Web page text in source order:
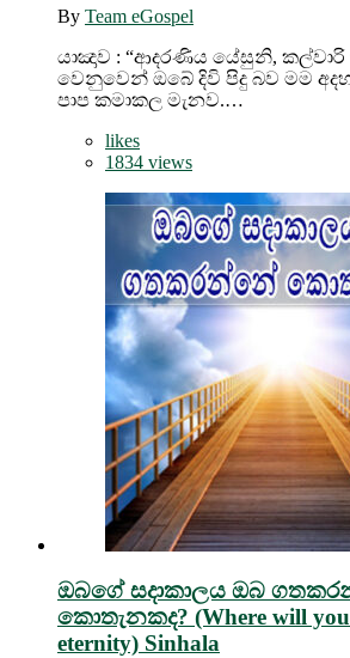
By Team eGospel
යාඤාව : “ආදරණිය යේසුනි,
වෙනුවෙන් ඔබේ දිවි පිදු බව මම
පාප කමාකල මැනව.…
likes
1834 views
ඔබගේ සදාකාලය ඔබ
කොතැනකද? (Where will you
eternity) Sinhala